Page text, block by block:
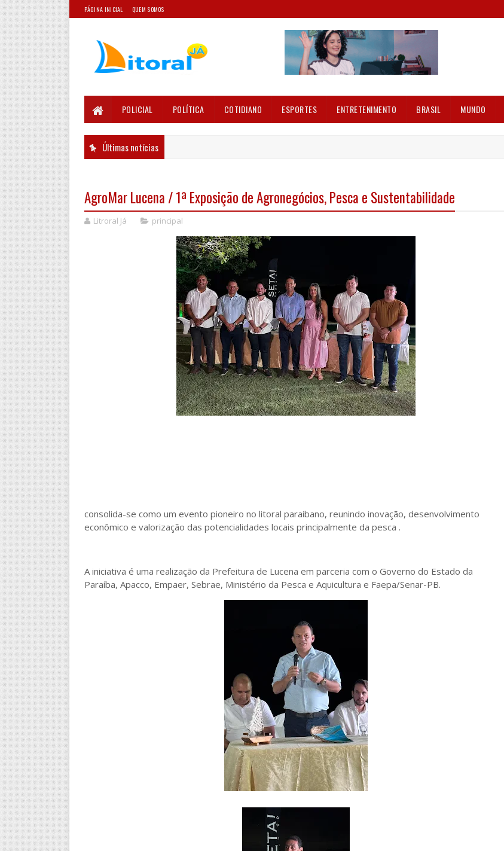
PÁGINA INICIAL QUEM SOMOS
POLICIAL POLÍTICA COTIDIANO ESPORTES ENTRETENIMENTO BRASIL MUNDO
Últimas notícias
AgroMar Lucena / 1ª Exposição de Agronegócios, Pesca e Sustentabilidade
Litroral Já principal
consolida-se como um evento pioneiro no litoral paraibano, reunindo inovação, desenvolvimento
econômico e valorização das potencialidades locais principalmente da pesca .
A iniciativa é uma realização da Prefeitura de Lucena em parceria com o Governo do Estado da
Paraíba, Apacco, Empaer, Sebrae, Ministério da Pesca e Aquicultura e Faepa/Senar-PB.